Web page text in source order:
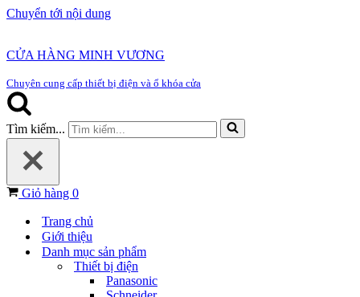
Chuyển tới nội dung
CỬA HÀNG MINH VƯƠNG
Chuyên cung cấp thiết bị điện và ổ khóa cửa
Tìm kiếm...
Giỏ hàng 0
Trang chủ
Giới thiệu
Danh mục sản phẩm
Thiết bị điện
Panasonic